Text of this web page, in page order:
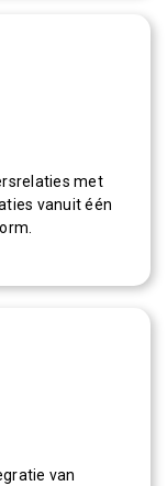
met
vanuit één
van